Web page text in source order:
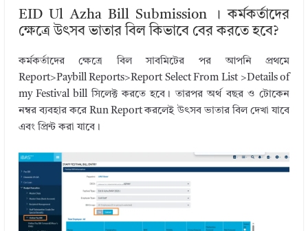
EID Ul Azha Bill Submission । কর্মকর্তাদের
ক্ষেত্রে উৎসব ভাতার বিল কিভাবে বের করতে হবে?
কর্মকর্তাদের ক্ষেত্রে বিল সাবমিটের পর আপনি প্রথমে
Report>Paybill Reports>Report Select From List >Details of
my Festival bill সিলেক্ট করতে হবে। তারপর অর্থ বছর ও টোকেন
নম্বর ব্যবহার করে Run Report করলেই উৎসব ভাতার বিল দেখা যাবে
এবং প্রিন্ট করা যাবে।